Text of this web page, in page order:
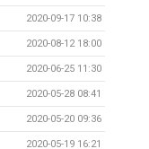
2020-09-17 10:38
2020-08-12 18:00
2020-06-25 11:30
2020-05-28 08:41
2020-05-20 09:36
2020-05-19 16:21